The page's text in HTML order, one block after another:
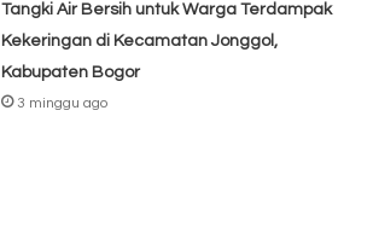
Tangki Air Bersih untuk Warga Terdampak
Kekeringan di Kecamatan Jonggol,
Kabupaten Bogor
3 minggu ago